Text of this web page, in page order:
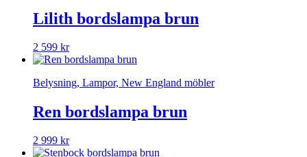
Lilith bordslampa brun
2 599 kr
Belysning, Lampor, New England möbler
Ren bordslampa brun
2 999 kr